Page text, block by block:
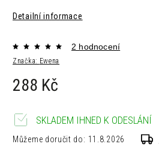
Detailní informace
Značka: Ewena
2 hodnocení
288 Kč
SKLADEM IHNED K ODESLÁNÍ
Můžeme doručit do: 11.8.2026